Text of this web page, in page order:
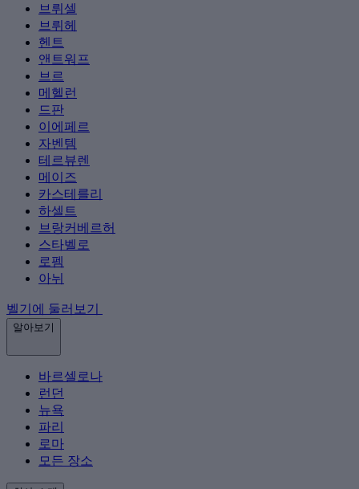
브뤼셀
브뤼헤
헨트
앤트워프
브르
메헬런
드판
이에페르
자벤템
테르뷰렌
메이즈
카스테를리
하셀트
브랑커베르허
스타벨로
로펨
아뉘
벨기에 둘러보기
알아보기
바르셀로나
런던
뉴욕
파리
로마
모든 장소